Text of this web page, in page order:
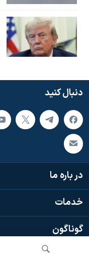
دنبال کنید
در باره ما
خدمات
گوناگون